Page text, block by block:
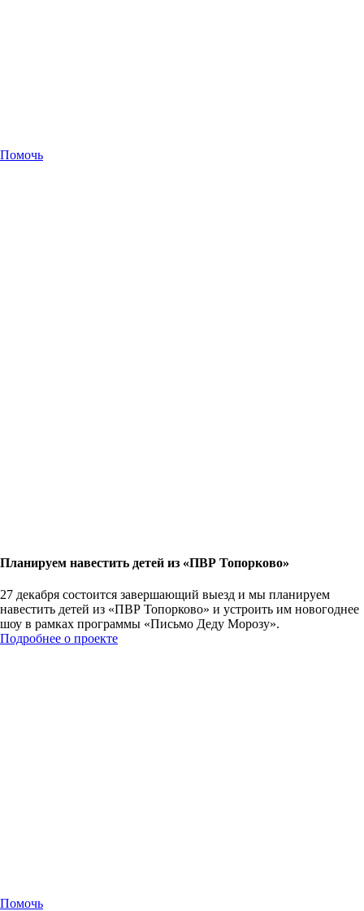
Помочь
Планируем навестить детей из «ПВР Топорково»
27 декабря состоится завершающий выезд и мы планируем
навестить детей из «ПВР Топорково» и устроить им новогоднее
шоу в рамках программы «Письмо Деду Морозу».
Подробнее о проекте
Помочь